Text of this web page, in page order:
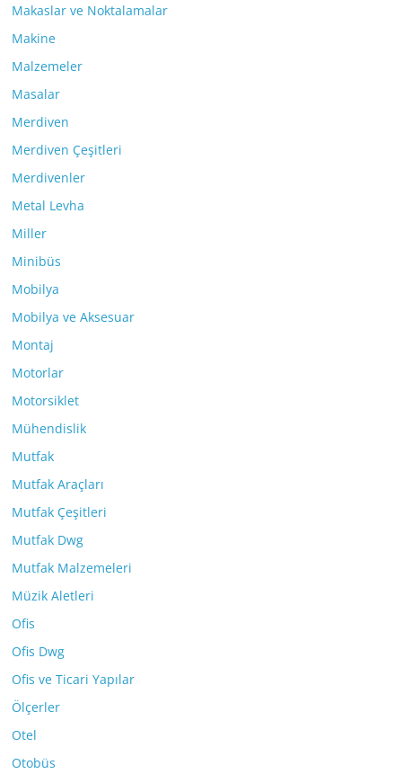
Makaslar ve Noktalamalar
Makine
Malzemeler
Masalar
Merdiven
Merdiven Çeşitleri
Merdivenler
Metal Levha
Miller
Minibüs
Mobilya
Mobilya ve Aksesuar
Montaj
Motorlar
Motorsiklet
Mühendislik
Mutfak
Mutfak Araçları
Mutfak Çeşitleri
Mutfak Dwg
Mutfak Malzemeleri
Müzik Aletleri
Ofis
Ofis Dwg
Ofis ve Ticari Yapılar
Ölçerler
Otel
Otobüs